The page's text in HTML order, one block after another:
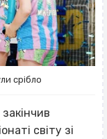
срібло
закінчив
світу зі